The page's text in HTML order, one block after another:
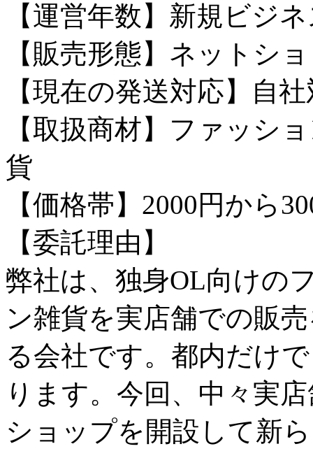
【運営年数】新規ビジ
【販売形態】ネットシ
【現在の発送対応】自
【取扱商材】ファッシ
貨
【価格帯】2000円から
【委託理由】
弊社は、独身OL向けの
ン雑貨を実店舗での販
る会社です。都内だけ
ります。今回、中々実
ショップを開設して新